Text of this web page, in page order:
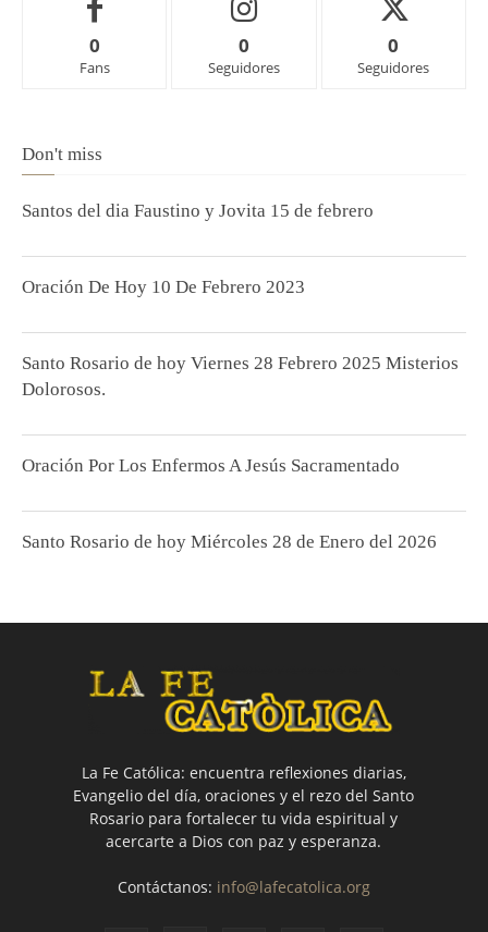
0
Fans
0
Seguidores
0
Seguidores
Don't miss
Santos del dia Faustino y Jovita 15 de febrero
Oración De Hoy 10 De Febrero 2023
Santo Rosario de hoy Viernes 28 Febrero 2025 Misterios
Dolorosos.
Oración Por Los Enfermos A Jesús Sacramentado
Santo Rosario de hoy Miércoles 28 de Enero del 2026
La Fe Católica: encuentra reflexiones diarias,
Evangelio del día, oraciones y el rezo del Santo
Rosario para fortalecer tu vida espiritual y
acercarte a Dios con paz y esperanza.
Contáctanos: info@lafecatolica.org